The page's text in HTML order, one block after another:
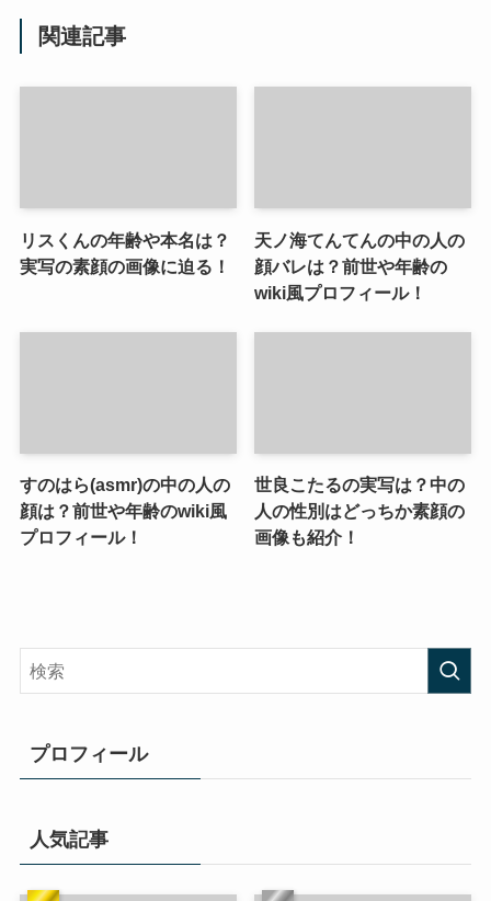
関連記事
リスくんの年齢や本名は？
実写の素顔の画像に迫る！
天ノ海てんてんの中の人の
顔バレは？前世や年齢の
wiki風プロフィール！
すのはら(asmr)の中の人の
顔は？前世や年齢のwiki風
プロフィール！
世良こたるの実写は？中の
人の性別はどっちか素顔の
画像も紹介！
プロフィール
人気記事